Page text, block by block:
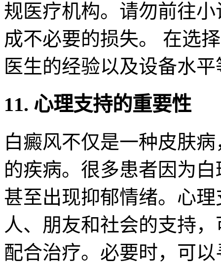
规医疗机构。请勿前往
成不必要的损失。 在选
医生的经验以及设备水
11. 心理支持的重要性
白癜风不仅是一种皮肤
的疾病。很多患者因为
甚至出现抑郁情绪。心
人、朋友和社会的支持
配合治疗。必要时，可